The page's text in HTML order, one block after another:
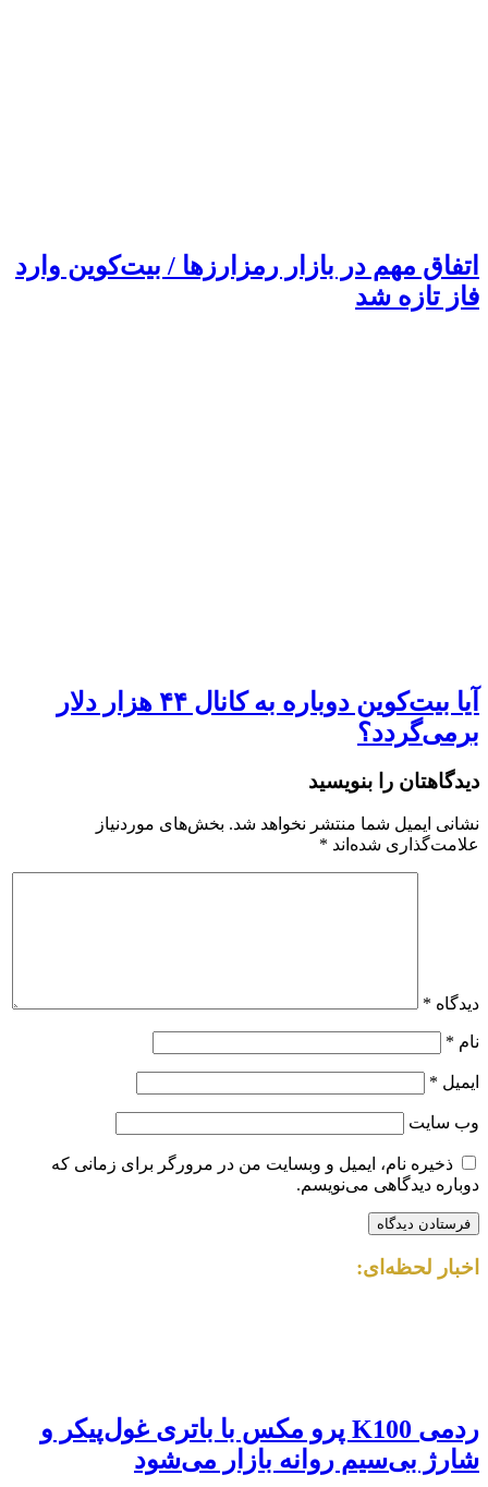
اتفاق مهم در بازار رمزارزها / بیت‌کوین وارد
فاز تازه شد
آیا بیت‌کوین دوباره به کانال ۴۴ هزار دلار
برمی‌گردد؟
دیدگاهتان را بنویسید
نشانی ایمیل شما منتشر نخواهد شد. بخش‌های موردنیاز
علامت‌گذاری شده‌اند *
دیدگاه *
نام *
ایمیل *
وب‌ سایت
ذخیره نام، ایمیل و وبسایت من در مرورگر برای زمانی که
دوباره دیدگاهی می‌نویسم.
اخبار لحظه‌ای:
ردمی K100 پرو مکس با باتری غول‌پیکر و
شارژ بی‌سیم روانه بازار می‌شود